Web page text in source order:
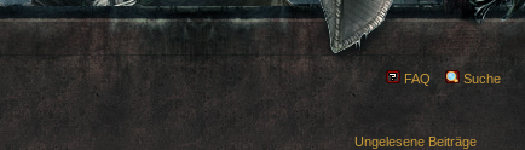
FAQ Suche
Ungelesene Beiträge